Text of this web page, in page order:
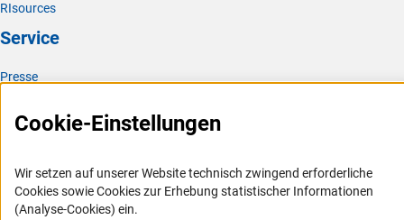
RIsources
Service
Presse
Karriere
RSS-Feeds
Compliance
Cookie-Einstellungen
Wir setzen auf unserer Website technisch zwingend erforderliche
Cookies sowie Cookies zur Erhebung statistischer Informationen
(Analyse-Cookies) ein.